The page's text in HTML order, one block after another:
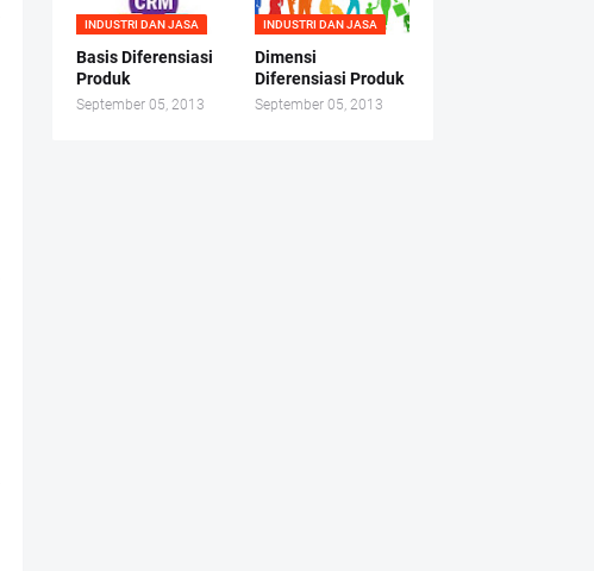
INDUSTRI DAN JASA
Basis Diferensiasi
Produk
September 05, 2013
INDUSTRI DAN JASA
Dimensi
Diferensiasi Produk
September 05, 2013